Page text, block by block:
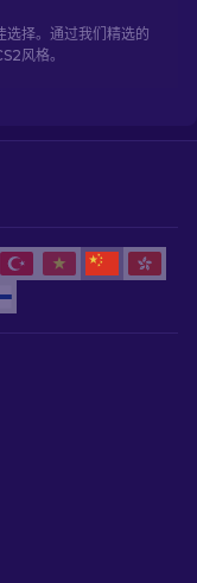
选择。通过我们精选的
风格。